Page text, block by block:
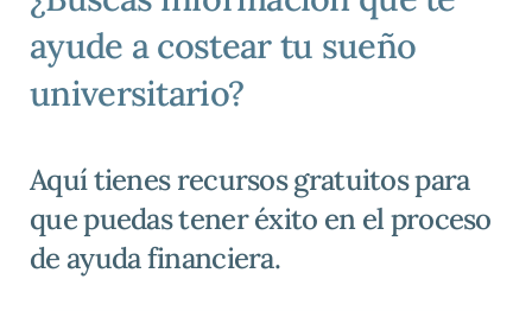
ayude a costear tu sueño
universitario?
Aquí tienes recursos gratuitos para
que puedas tener éxito en el proceso
de ayuda financiera.